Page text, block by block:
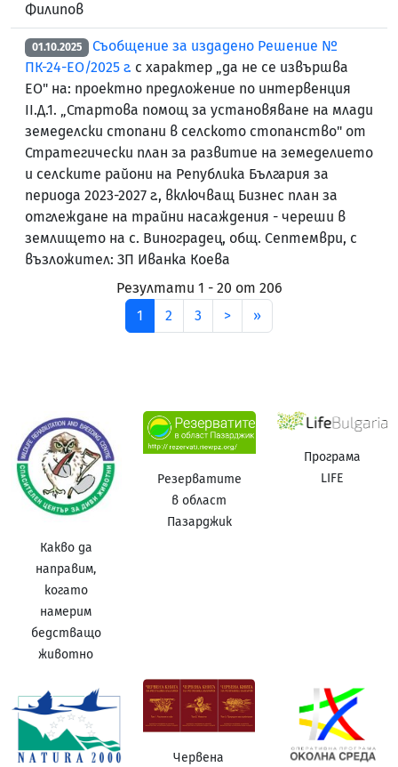
Филипов
01.10.2025
Съобщение за издадено Решение №
ПК-24-ЕО/2025 г. с характер „да не се извършва
ЕО" на: проектно предложение по интервенция
II.Д.1. „Стартова помощ за установяване на млади
земеделски стопани в селското стопанство" от
Стратегически план за развитие на земеделието
и селските райони на Република България за
периода 2023-2027 г., включващ Бизнес план за
отглеждане на трайни насаждения - череши в
землището на с. Виноградец, общ. Септември, с
възложител: ЗП Иванка Коева
Резултати 1 - 20 от 206
1
2 3 >след
»последена
Какво да
направим,
когато
намерим
бедстващо
животно
Резерватите
в област
Пазарджик
Програма
LIFE
Червена